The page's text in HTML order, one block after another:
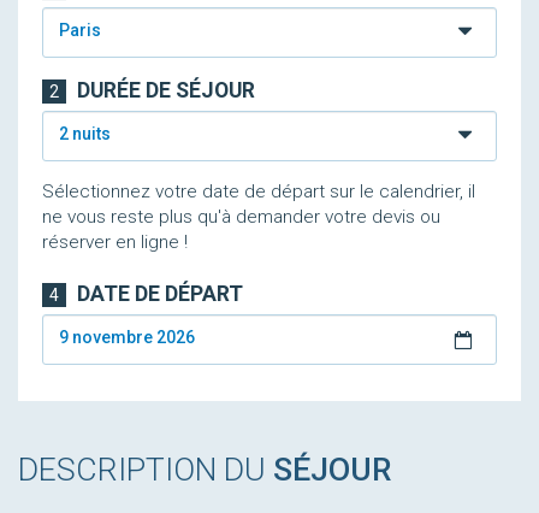
Paris
2 DURÉE DE SÉJOUR
2 nuits
Sélectionnez votre date de départ sur le calendrier, il
ne vous reste plus qu'à demander votre devis ou
réserver en ligne !
4 DATE DE DÉPART
9 novembre 2026
DESCRIPTION DU SÉJOUR